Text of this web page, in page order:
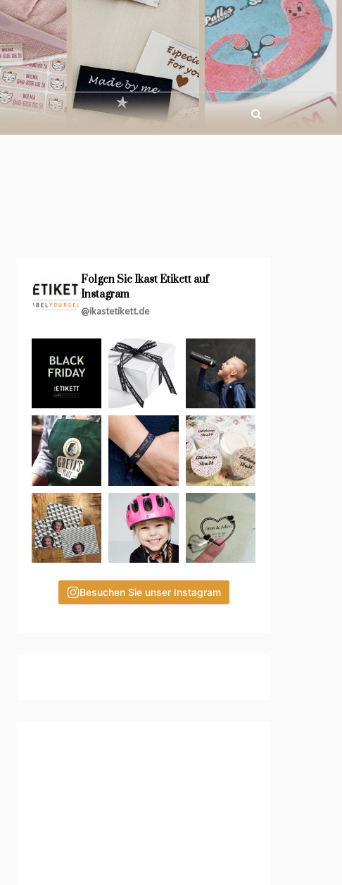
Folgen Sie Ikast Etikett auf
Instagram
@ikastetikett.de
Besuchen Sie unser Instagram